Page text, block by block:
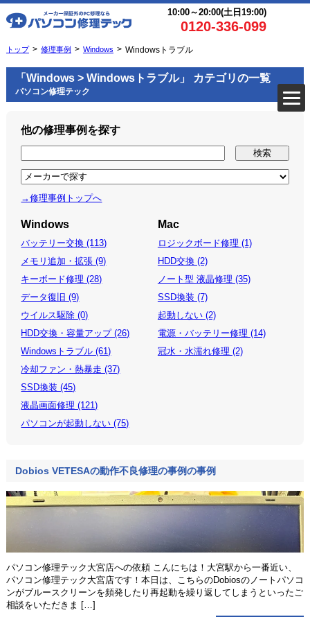
10:00～20:00(土日19:00)
0120-336-099
トップ 修理事例 Windows Windowsトラブル
「Windows > Windowsトラブル」 カテゴリの一覧
パソコン修理テック
他の修理事例を探す
→修理事例トップへ
Windows
バッテリー交換 (113)
メモリ追加・拡張 (9)
キーボード修理 (28)
データ復旧 (9)
ウイルス駆除 (0)
HDD交換・容量アップ (26)
Windowsトラブル (61)
冷却ファン・熱暴走 (37)
SSD換装 (45)
液晶画面修理 (121)
パソコンが起動しない (75)
Mac
ロジックボード修理 (1)
HDD交換 (2)
ノート型 液晶修理 (35)
SSD換装 (7)
起動しない (2)
電源・バッテリー修理 (14)
冠水・水濡れ修理 (2)
Dobios VETESAの動作不良修理の事例の事例
パソコン修理テック大宮店への依頼 こんにちは！大宮駅から一番近い、
パソコン修理テック大宮店です！本日は、こちらのDobiosのノートパソコ
ンがブルースクリーンを頻発したり再起動を繰り返してしまうといったご
相談をいただきま […]